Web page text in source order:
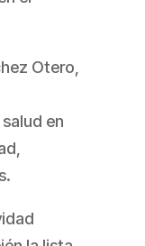
Otero,
en